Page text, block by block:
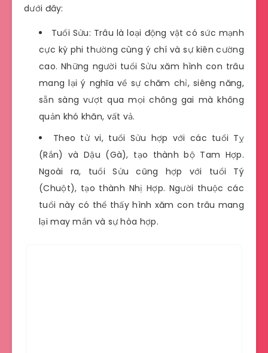
dưới đây:
Tuổi Sửu: Trâu là loại động vật có sức mạnh
cực kỳ phi thường cùng ý chí và sự kiên cường
cao. Những người tuổi Sửu xăm hình con trâu
mang lại ý nghĩa về sự chăm chỉ, siêng năng,
sẵn sàng vượt qua mọi chông gai mà không
quản khó khăn, vất vả.
Theo tử vi, tuổi Sửu hợp với các tuổi Tỵ
(Rắn) và Dậu (Gà), tạo thành bộ Tam Hợp.
Ngoài ra, tuổi Sửu cũng hợp với tuổi Tý
(Chuột), tạo thành Nhị Hợp. Người thuộc các
tuổi này có thể thấy hình xăm con trâu mang
lại may mắn và sự hòa hợp.